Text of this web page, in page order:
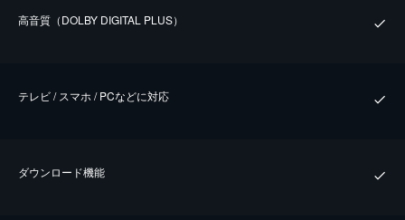
⾼⾳質（DOLBY DIGITAL PLUS）
テレビ / スマホ / PCなどに対応
ダウンロード機能